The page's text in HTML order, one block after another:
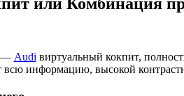
— Audi виртуальный кокпит,
информацию, высокой